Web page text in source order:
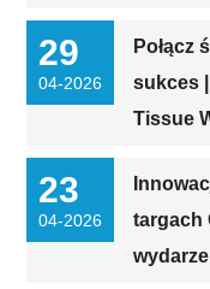
29
04-2026
Połącz
sukces
Tissue
23
04-2026
targach